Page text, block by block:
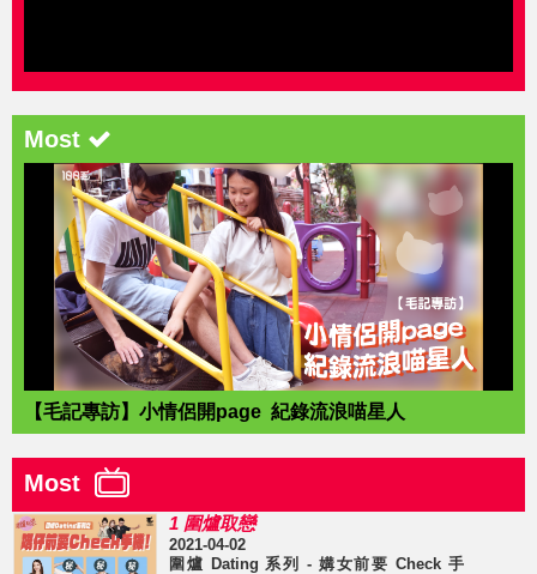
Most
【毛記專訪】小情侶開page 紀錄流浪喵星人
Most
1 圍爐取戀
2021-04-02
圍爐 Dating 系列 - 媾女前要 Check 手